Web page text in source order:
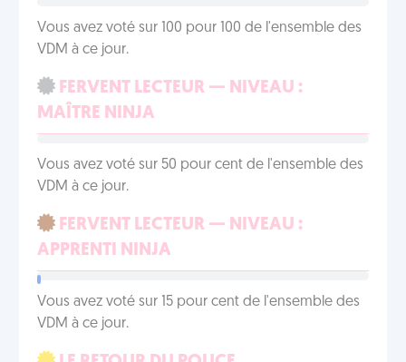
Vous avez voté sur 100 pour 100 de l'ensemble des
VDM à ce jour.
FERVENT LECTEUR — NIVEAU :
MAÎTRE NINJA
Vous avez voté sur 50 pour cent de l'ensemble des
VDM à ce jour.
FERVENT LECTEUR — NIVEAU :
APPRENTI NINJA
Vous avez voté sur 15 pour cent de l'ensemble des
VDM à ce jour.